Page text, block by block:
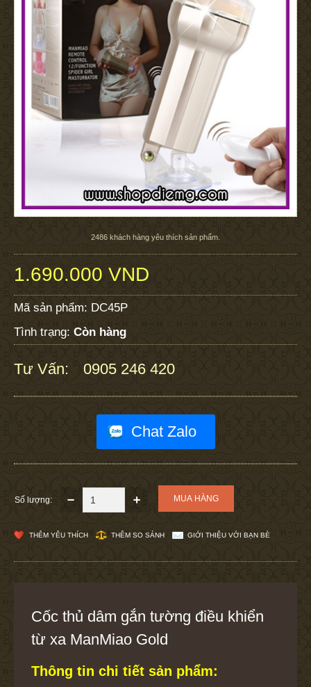
2486 khách hàng yêu thích sản phẩm.
1.690.000 VND
Mã sản phẩm: DC45P
Tình trạng: Còn hàng
Tư Vấn: 0905 246 420
Chat Zalo
Số lượng:
THÊM YÊU THÍCH THÊM SO SÁNH GIỚI THIỆU VỚI BẠN BÈ
Cốc thủ dâm gắn tường điều khiển
từ xa ManMiao Gold
Thông tin chi tiết sản phẩm: